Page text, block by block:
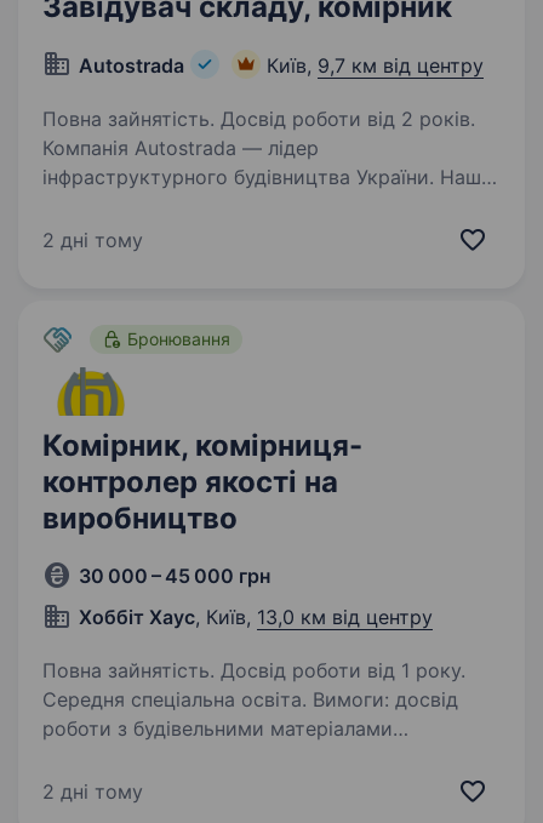
Autostrada Київ, 9,7 км від центру
Повна зайнятість. Досвід роботи від 2 років.
Компанія Autostrada — лідер
інфраструктурного будівництва України. Наші
обладнанні світових виробників, офіційно
2 дні тому
Бронювання
Комірник, комірниця-
контролер якості на
виробництво
30 000 – 45 000 грн
Хоббіт Хаус, Київ, 13,0 км від центру
Повна зайнятість. Досвід роботи від 1 року.
Середня спеціальна освіта. Вимоги: досвід
роботи з будівельними матеріалами
уважність та відповідальність; вміння вести
2 дні тому